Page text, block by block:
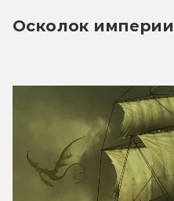
Осколок империи